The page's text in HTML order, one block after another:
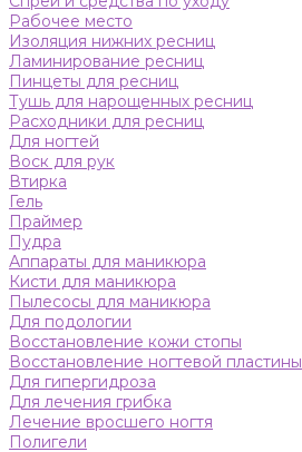
Рабочее место
Изоляция нижних ресниц
Ламинирование ресниц
Пинцеты для ресниц
Тушь для нарощенных ресниц
Расходники для ресниц
Для ногтей
Воск для рук
Втирка
Гель
Праймер
Пудра
Аппараты для маникюра
Кисти для маникюра
Пылесосы для маникюра
Для подологии
Восстановление кожи стопы
Восстановление ногтевой пластины
Для гипергидроза
Для лечения грибка
Лечение вросшего ногтя
Полигели